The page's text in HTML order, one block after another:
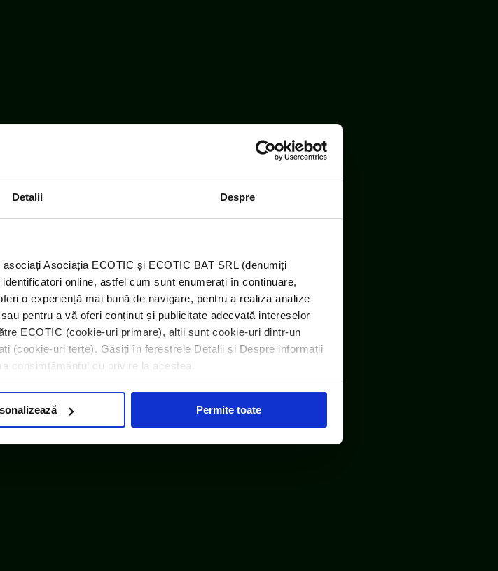
Detalii Despre
Asociația ECOTIC și ECOTIC BAT SRL (denumiți
online, astfel cum sunt enumerați în continuare,
o experiență mai bună de navigare, pentru a realiza analize
pentru a vă oferi conținut și publicitate adecvată intereselor
ECOTIC (cookie-uri primare), alții sunt cookie-uri dintr-un
(cookie-uri terțe). Găsiți în ferestrele Detalii și Despre informații
consimțământul cu privire la acestea.
Permite toate
PRONEXA și al Coaliției PRO DEEE România